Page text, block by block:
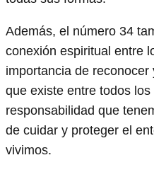
Además, el número 34
conexión espiritual entre
importancia de
que existe entre todos
responsabilidad que
de cuidar y proteger el
vivimos.